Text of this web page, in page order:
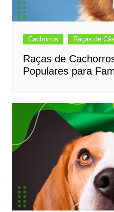
Cachorros Raças de
Raças de
Populares para